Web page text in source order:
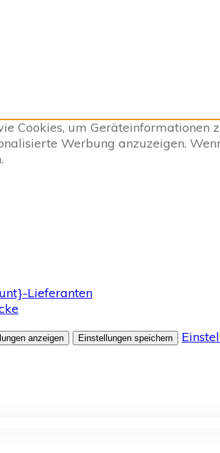
Cookies, um
Werbung anzuzeigen.
Lieferanten
anzeigen Einstellungen speichern